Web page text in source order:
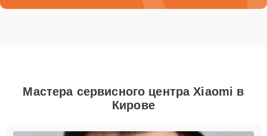
Мастера сервисного центра Xiaomi в
Кирове